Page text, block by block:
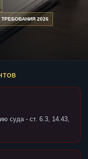
2026
суда - ст. 6.3, 14.43,